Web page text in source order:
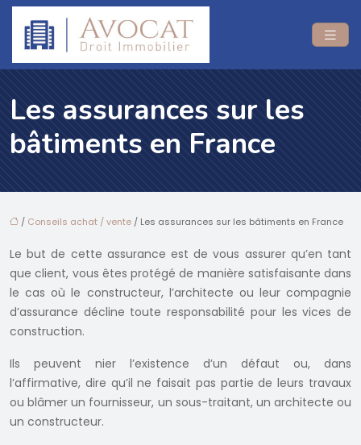
Les assurances sur les
bâtiments en France
/ Conseils achat / vente / Les assurances sur les bâtiments en France
Le but de cette assurance est de vous assurer qu’en tant
que client, vous êtes protégé de manière satisfaisante dans
le cas où le constructeur, l’architecte ou leur compagnie
d’assurance décline toute responsabilité pour les vices de
construction.
Ils peuvent nier l’existence d’un défaut ou, dans
l’affirmative, dire qu’il ne faisait pas partie de leurs travaux
ou blâmer un fournisseur, un sous-traitant, un architecte ou
un constructeur.